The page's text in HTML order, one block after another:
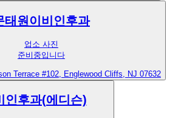
태원이비인후과
업소 사진
준비중입니다
Terrace #102, Englewood Cliffs, NJ 07632
인후과(에디슨)